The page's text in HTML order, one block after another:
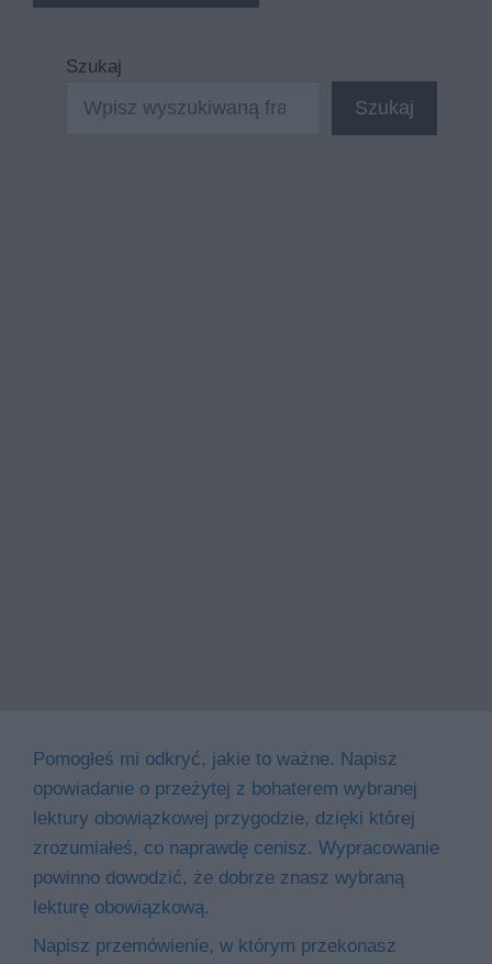
Szukaj
Szukaj
Pomogłeś mi odkryć, jakie to ważne. Napisz
opowiadanie o przeżytej z bohaterem wybranej
lektury obowiązkowej przygodzie, dzięki której
zrozumiałeś, co naprawdę cenisz. Wypracowanie
powinno dowodzić, że dobrze znasz wybraną
lekturę obowiązkową.
Napisz przemówienie, w którym przekonasz